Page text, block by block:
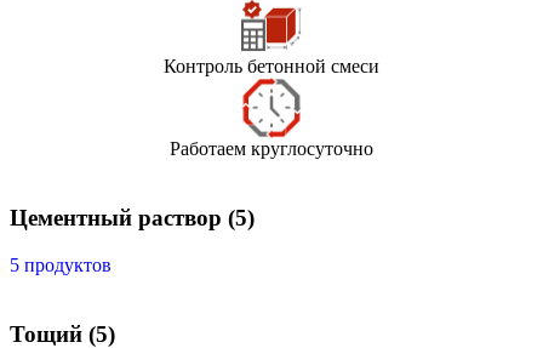
Контроль бетонной смеси
Работаем круглосуточно
Цементный раствор (5)
5 продуктов
Тощий (5)